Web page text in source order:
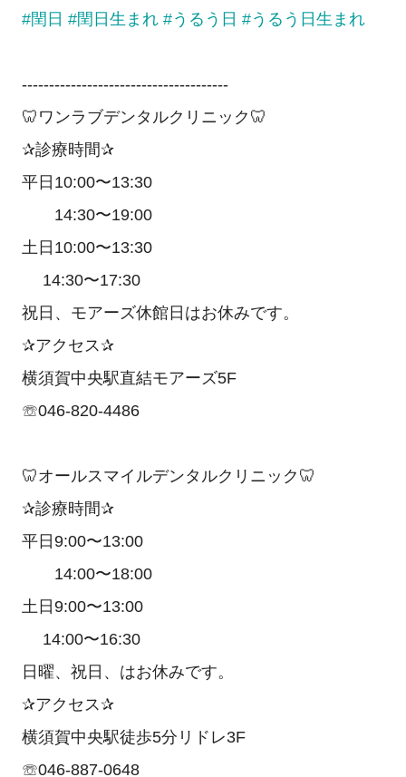
#閏日 #閏日生まれ #うるう日 #うるう日生まれ
--------------------------------------
🦷ワンラブデンタルクリニック🦷
✰診療時間✰
平日10:00〜13:30
14:30〜19:00
土日10:00〜13:30
14:30〜17:30
祝日、モアーズ休館日はお休みです。
✰アクセス✰
横須賀中央駅直結モアーズ5F
☏046-820-4486
🦷オールスマイルデンタルクリニック🦷
✰診療時間✰
平日9:00〜13:00
14:00〜18:00
土日9:00〜13:00
14:00〜16:30
日曜、祝日、はお休みです。
✰アクセス✰
横須賀中央駅徒歩5分リドレ3F
☏046-887-0648